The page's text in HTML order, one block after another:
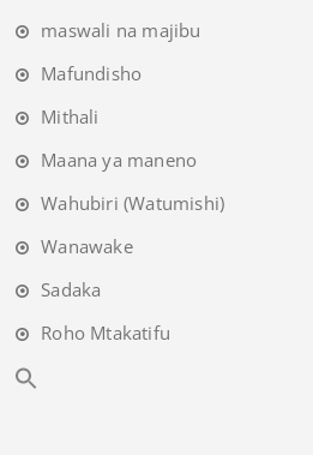
maswali na majibu
Mafundisho
Mithali
Maana ya maneno
Wahubiri (Watumishi)
Wanawake
Sadaka
Roho Mtakatifu